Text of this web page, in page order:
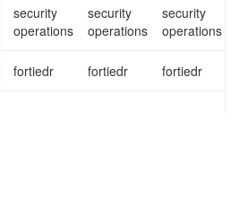
ge
ge
security
operations
security
operations
security
operations
fortiedr fortiedr fortiedr